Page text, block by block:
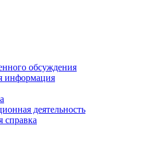
обсуждения
информация
деятельность
справка